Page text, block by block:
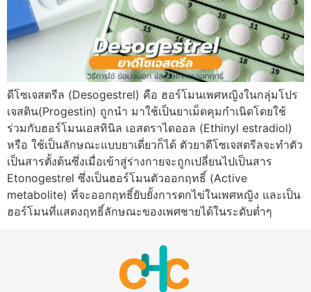
ดีโซเจสตรีล (Desogestrel) คือ ฮอร์โมนเพศหญิงในกลุ่มโปร
เจสติน(Progestin) ถูกนำ มาใช้เป็นยาเม็ดคุมกำเนิดโดยใช้
ร่วมกับฮอร์โมนเอสทินิล เอสตราไดออล (Ethinyl estradiol)
หรือ ใช้เป็นลักษณะแบบยาเดี่ยวก็ได้ ตัวยาดีโซเจสตรีลจะทำตัว
เป็นสารตั้งต้นซึ่งเมื่อเข้าสู่ร่างกายจะถูกเปลี่ยนไปเป็นสาร
Etonogestrel ซึ่งเป็นฮอร์โมนตัวออกฤทธิ์ (Active
metabolite) ที่จะออกฤทธิ์ยับยั้งการตกไข่ในเพศหญิง และเป็น
ฮอร์โมนที่แสดงฤทธิ์ลักษณะของเพศชายได้ในระดับต่ำๆ